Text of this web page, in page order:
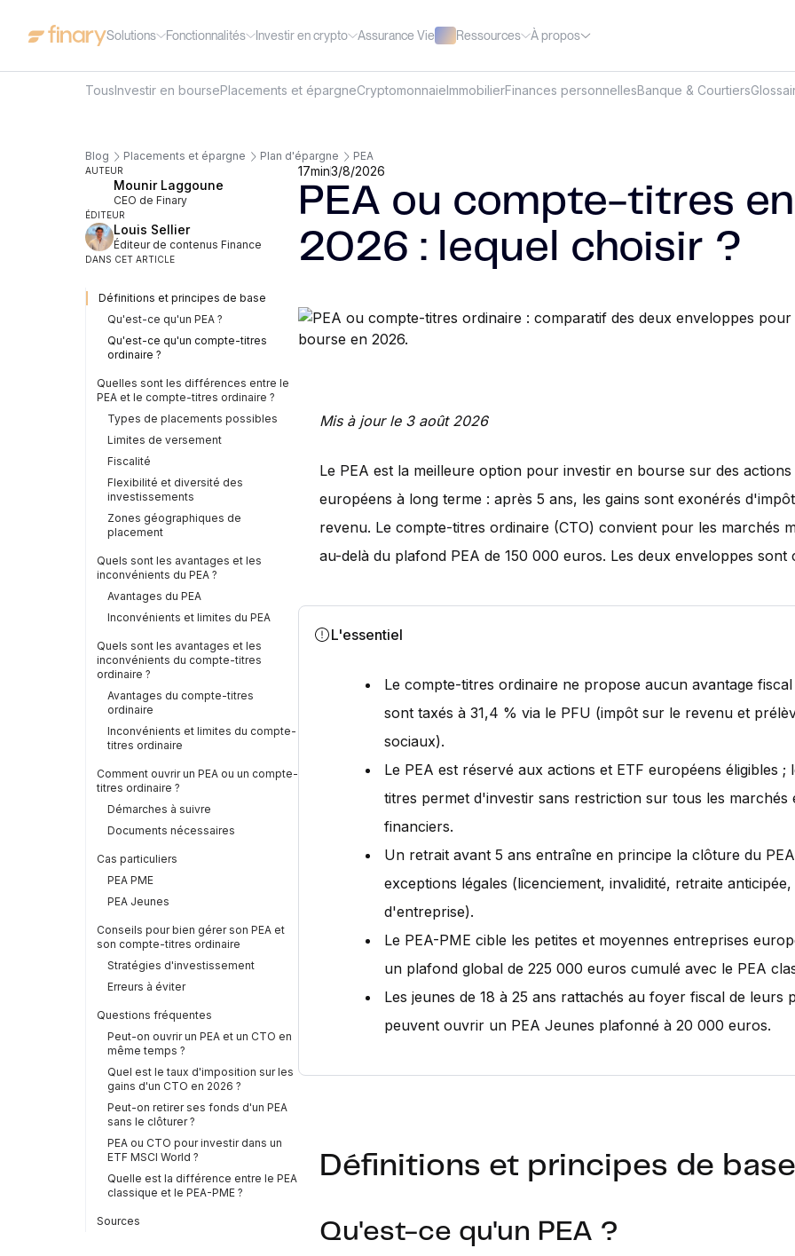
Solutions Fonctionnalités Investir en crypto Assurance Vie Ressources À propos
Blog Placements et épargne Plan d'épargne PEA
AUTEUR
Mounir Laggoune
CEO de Finary
ÉDITEUR
Louis Sellier
Éditeur de contenus Finance
DANS CET ARTICLE
Définitions et principes de base
Qu'est-ce qu'un PEA ?
Qu'est-ce qu'un compte-titres
ordinaire ?
Quelles sont les différences entre le
PEA et le compte-titres ordinaire ?
Types de placements possibles
Limites de versement
Fiscalité
Flexibilité et diversité des
investissements
Zones géographiques de
placement
Quels sont les avantages et les
inconvénients du PEA ?
Avantages du PEA
Inconvénients et limites du PEA
Quels sont les avantages et les
inconvénients du compte-titres
ordinaire ?
Avantages du compte-titres
ordinaire
Inconvénients et limites du compte-
titres ordinaire
Comment ouvrir un PEA ou un compte-
titres ordinaire ?
Démarches à suivre
Documents nécessaires
Cas particuliers
PEA PME
PEA Jeunes
Conseils pour bien gérer son PEA et
son compte-titres ordinaire
Stratégies d'investissement
Erreurs à éviter
Questions fréquentes
Peut-on ouvrir un PEA et un CTO en
même temps ?
Quel est le taux d'imposition sur les
gains d'un CTO en 2026 ?
Peut-on retirer ses fonds d'un PEA
sans le clôturer ?
PEA ou CTO pour investir dans un
ETF MSCI World ?
Quelle est la différence entre le PEA
classique et le PEA-PME ?
Sources
17min3/8/2026
PEA ou compte-titres en
2026 : lequel choisir ?
Mis à jour le 3 août 2026
Le PEA est la meilleure option pour investir en bourse sur des actions
européens à long terme : après 5 ans, les gains sont exonérés
revenu. Le compte-titres ordinaire (CTO) convient pour les marchés
au-delà du plafond PEA de 150 000 euros. Les deux enveloppes sont
L'essentiel
Le compte-titres ordinaire ne propose aucun avantage fiscal
sont taxés à 31,4 % via le PFU (impôt sur le revenu et
sociaux).
Le PEA est réservé aux actions et ETF européens éligibles ;
titres permet d'investir sans restriction sur tous les marchés
financiers.
Un retrait avant 5 ans entraîne en principe la clôture du
exceptions légales (licenciement, invalidité, retraite
d'entreprise).
Le PEA-PME cible les petites et moyennes entreprises
un plafond global de 225 000 euros cumulé avec le PEA
Les jeunes de 18 à 25 ans rattachés au foyer fiscal de leurs
peuvent ouvrir un PEA Jeunes plafonné à 20 000 euros.
Définitions et principes de base
Qu'est-ce qu'un PEA ?
TousInvestir en boursePlacements et épargneCryptomonnaieImmobilierFinances personnellesBanque & Courtiers